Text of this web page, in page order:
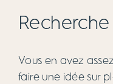
Vous en avez
faire une idée sur